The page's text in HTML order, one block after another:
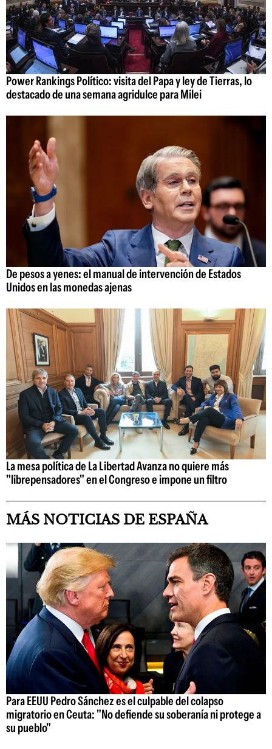
Power Rankings Político: visita del Papa y ley de Tierras, lo
destacado de una semana agridulce para Milei
De pesos a yenes: el manual de intervención de Estados
Unidos en las monedas ajenas
La mesa política de La Libertad Avanza no quiere más
"librepensadores" en el Congreso e impone un filtro
MÁS NOTICIAS DE ESPAÑA
Para EEUU Pedro Sánchez es el culpable del colapso
migratorio en Ceuta: "No defiende su soberanía ni protege a
su pueblo"